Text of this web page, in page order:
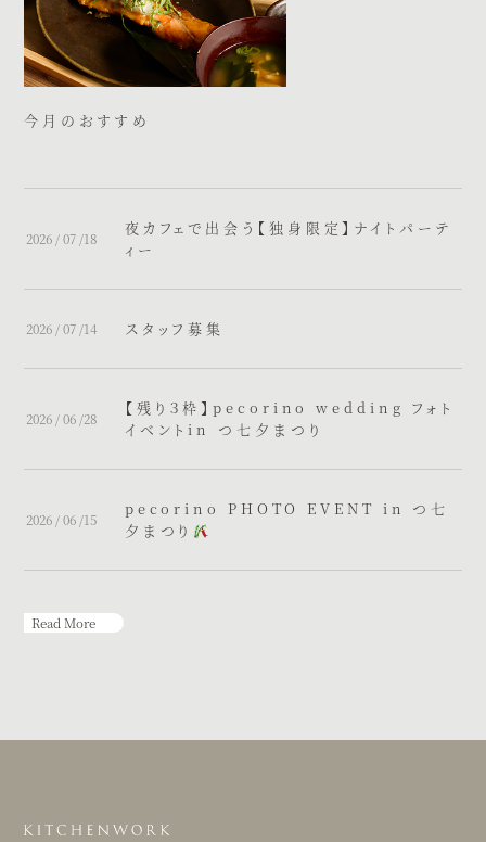
今月のおすすめ
2026 / 07 /18
夜カフェで出会う【独身限定】ナイトパーテ
ィー
2026 / 07 /14 スタッフ募集
2026 / 06 /28
【残り３枠】pecorino wedding フォト
イベントin つ七夕まつり
2026 / 06 /15
pecorino PHOTO EVENT in つ七
夕まつり
Read More